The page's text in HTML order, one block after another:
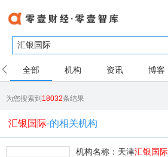
全部 机构 资讯 博客
为您搜索到18032条结果
汇银国际-的相关机构
机构名称： 天津汇银国际